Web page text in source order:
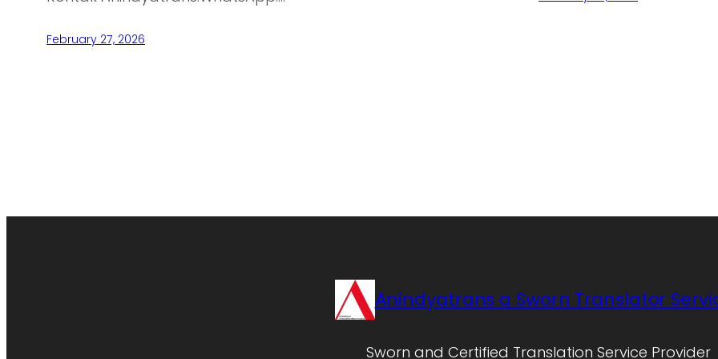
February 27, 2026
Anindyatrans a Sworn Translator
Sworn and Certified Translation Service Provider